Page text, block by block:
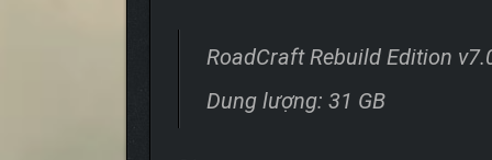
RoadCraft Rebuild Edition
Dung lượng: 31 GB